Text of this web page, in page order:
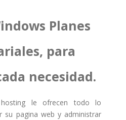
Planes
para
necesidad.
le ofrecen todo lo
su pagina web y administrar